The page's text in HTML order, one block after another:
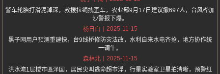
警车轮胎打滑泥淖深，救援拉绳拽歪车，农业部9月17日建议撤697人，台风桦加
沙警报下爆。
杨日白
2025-11-15
黑子网用户预测重建快，台9线桥修防灾法改，水利自来水电齐抢，地方协作统
一调牛。
森林北
2025-11-15
洪水淹1层楼市區泽国，居民尖叫逃命超市浮，行星实验室卫星拍清晰，预警红